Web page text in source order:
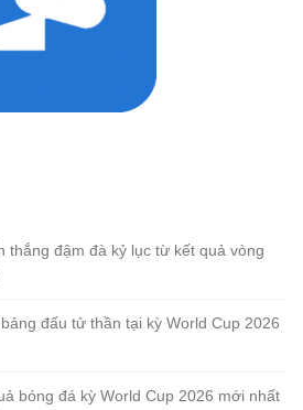
thắng đậm đà kỷ lục từ kết quả vòng
đấu tử thần tại kỳ World Cup 2026
bóng đá kỳ World Cup 2026 mới nhất